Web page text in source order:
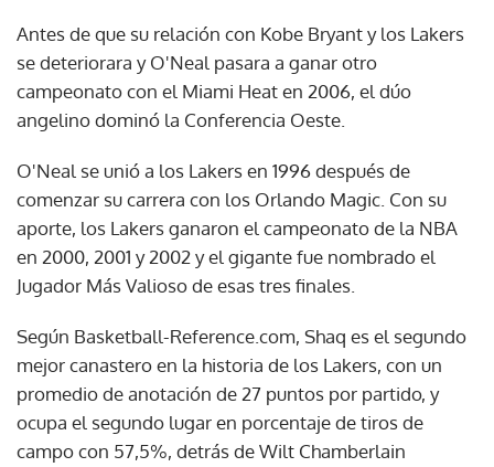
Antes de que su relación con Kobe Bryant y los Lakers
se deteriorara y O'Neal pasara a ganar otro
campeonato con el Miami Heat en 2006, el dúo
angelino dominó la Conferencia Oeste.
O'Neal se unió a los Lakers en 1996 después de
comenzar su carrera con los Orlando Magic. Con su
aporte, los Lakers ganaron el campeonato de la NBA
en 2000, 2001 y 2002 y el gigante fue nombrado el
Jugador Más Valioso de esas tres finales.
Según Basketball-Reference.com, Shaq es el segundo
mejor canastero en la historia de los Lakers, con un
promedio de anotación de 27 puntos por partido, y
ocupa el segundo lugar en porcentaje de tiros de
campo con 57,5%, detrás de Wilt Chamberlain